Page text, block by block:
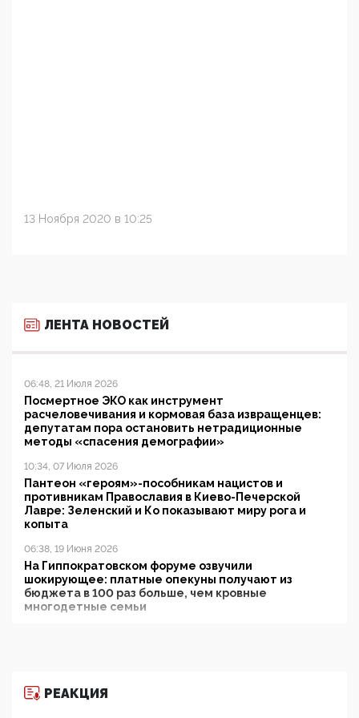
13 Ноября 2020 в 10:25
ЛЕНТА НОВОСТЕЙ
06:48, 21 Июля 2026
Посмертное ЭКО как инструмент
расчеловечивания и кормовая база извращенцев:
депутатам пора остановить нетрадиционные
методы «спасения демографии»
10:34, 07 Июля 2026
Пантеон «героям»-пособникам нацистов и
противникам Православия в Киево-Печерской
Лавре: Зеленский и Ко показывают миру рога и
копыта
06:38, 19 Июня 2026
На Гиппократовском форуме озвучили
шокирующее: платные опекуны получают из
бюджета в 100 раз больше, чем кровные
многодетные семьи
11:53, 09 Июня 2026
РЕАКЦИЯ